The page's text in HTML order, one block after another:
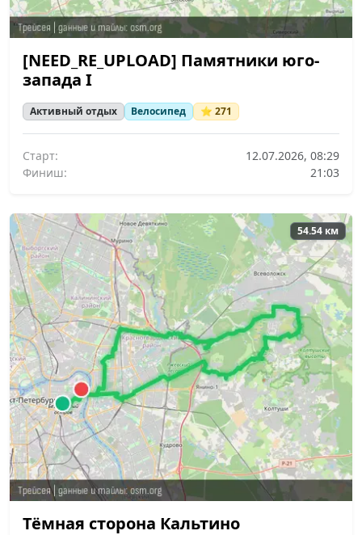
[NEED_RE_UPLOAD] Памятники юго-
запада I
Активный отдых Велосипед ⭐ 271
Старт:
12.07.2026, 08:29
Финиш:
21:03
54.54 км
Тёмная сторона Кальтино